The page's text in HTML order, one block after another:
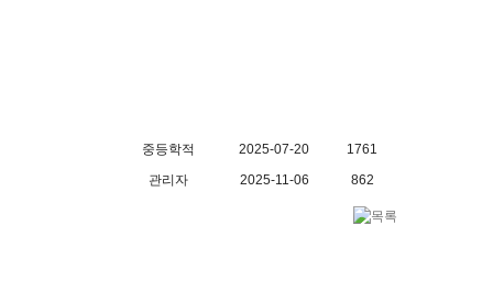
중등학적 2025-07-20
1761
관리자
2025-11-06 862